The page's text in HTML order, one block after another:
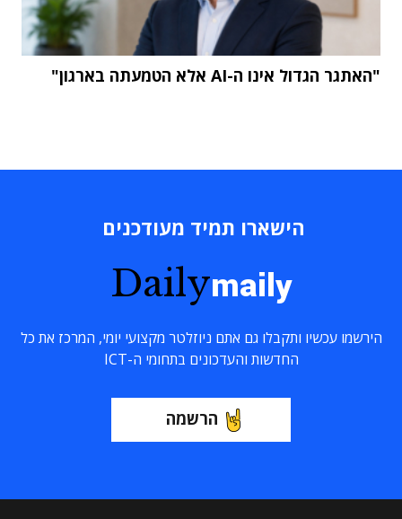
"האתגר הגדול אינו ה-AI אלא הטמעתה בארגון"
הישארו תמיד מעודכנים
Dailymaily
הירשמו עכשיו ותקבלו גם אתם ניוזלטר מקצועי יומי, המרכז את כל
החדשות והעדכונים בתחומי ה-ICT
הרשמה